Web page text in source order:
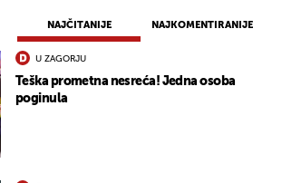
NAJČITANIJE NAJKOMENTIRANIJE
U ZAGORJU
Teška prometna nesreća! Jedna osoba
poginula